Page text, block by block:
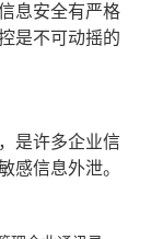
息安全有严格
是不可动摇的
是许多企业信
感信息外泄。